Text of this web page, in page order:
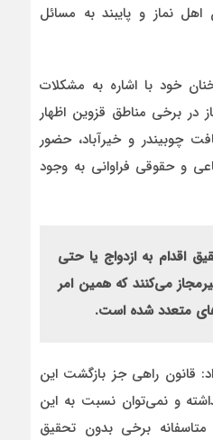
اهل نماز و پایبند به مسائل
خود با اشاره به مشکلات
در برخی مناطق قزوین اظهار
چوبیندر و خیرآباد، حضور
و حقوقی فراوانی به وجود
اقدام به ازدواج یا حتی
می‌کنند که همین امر
متعدد شده است.
قانون راهی جز بازگشت این
و نمی‌توان نسبت به این
برخی بدون تحقیق